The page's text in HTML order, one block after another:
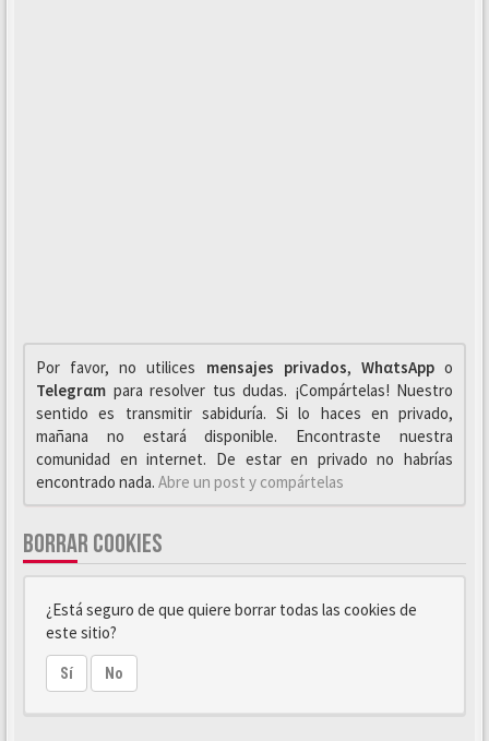
Por favor, no utilices mensajes privados, WhαtsAppo
Telegrαm para resolver tus dudas. ¡Compártelas! Nuestro
sentido es transmitir sabiduría. Si lo haces en privado,
mañana no estará disponible. Encontraste nuestra
comunidad en internet. De estar en privado no habrías
encontrado nada. Abre un post y compártelas
BORRAR COOKIES
¿Está seguro de que quiere borrar todas las cookies de
este sitio?
Sí No